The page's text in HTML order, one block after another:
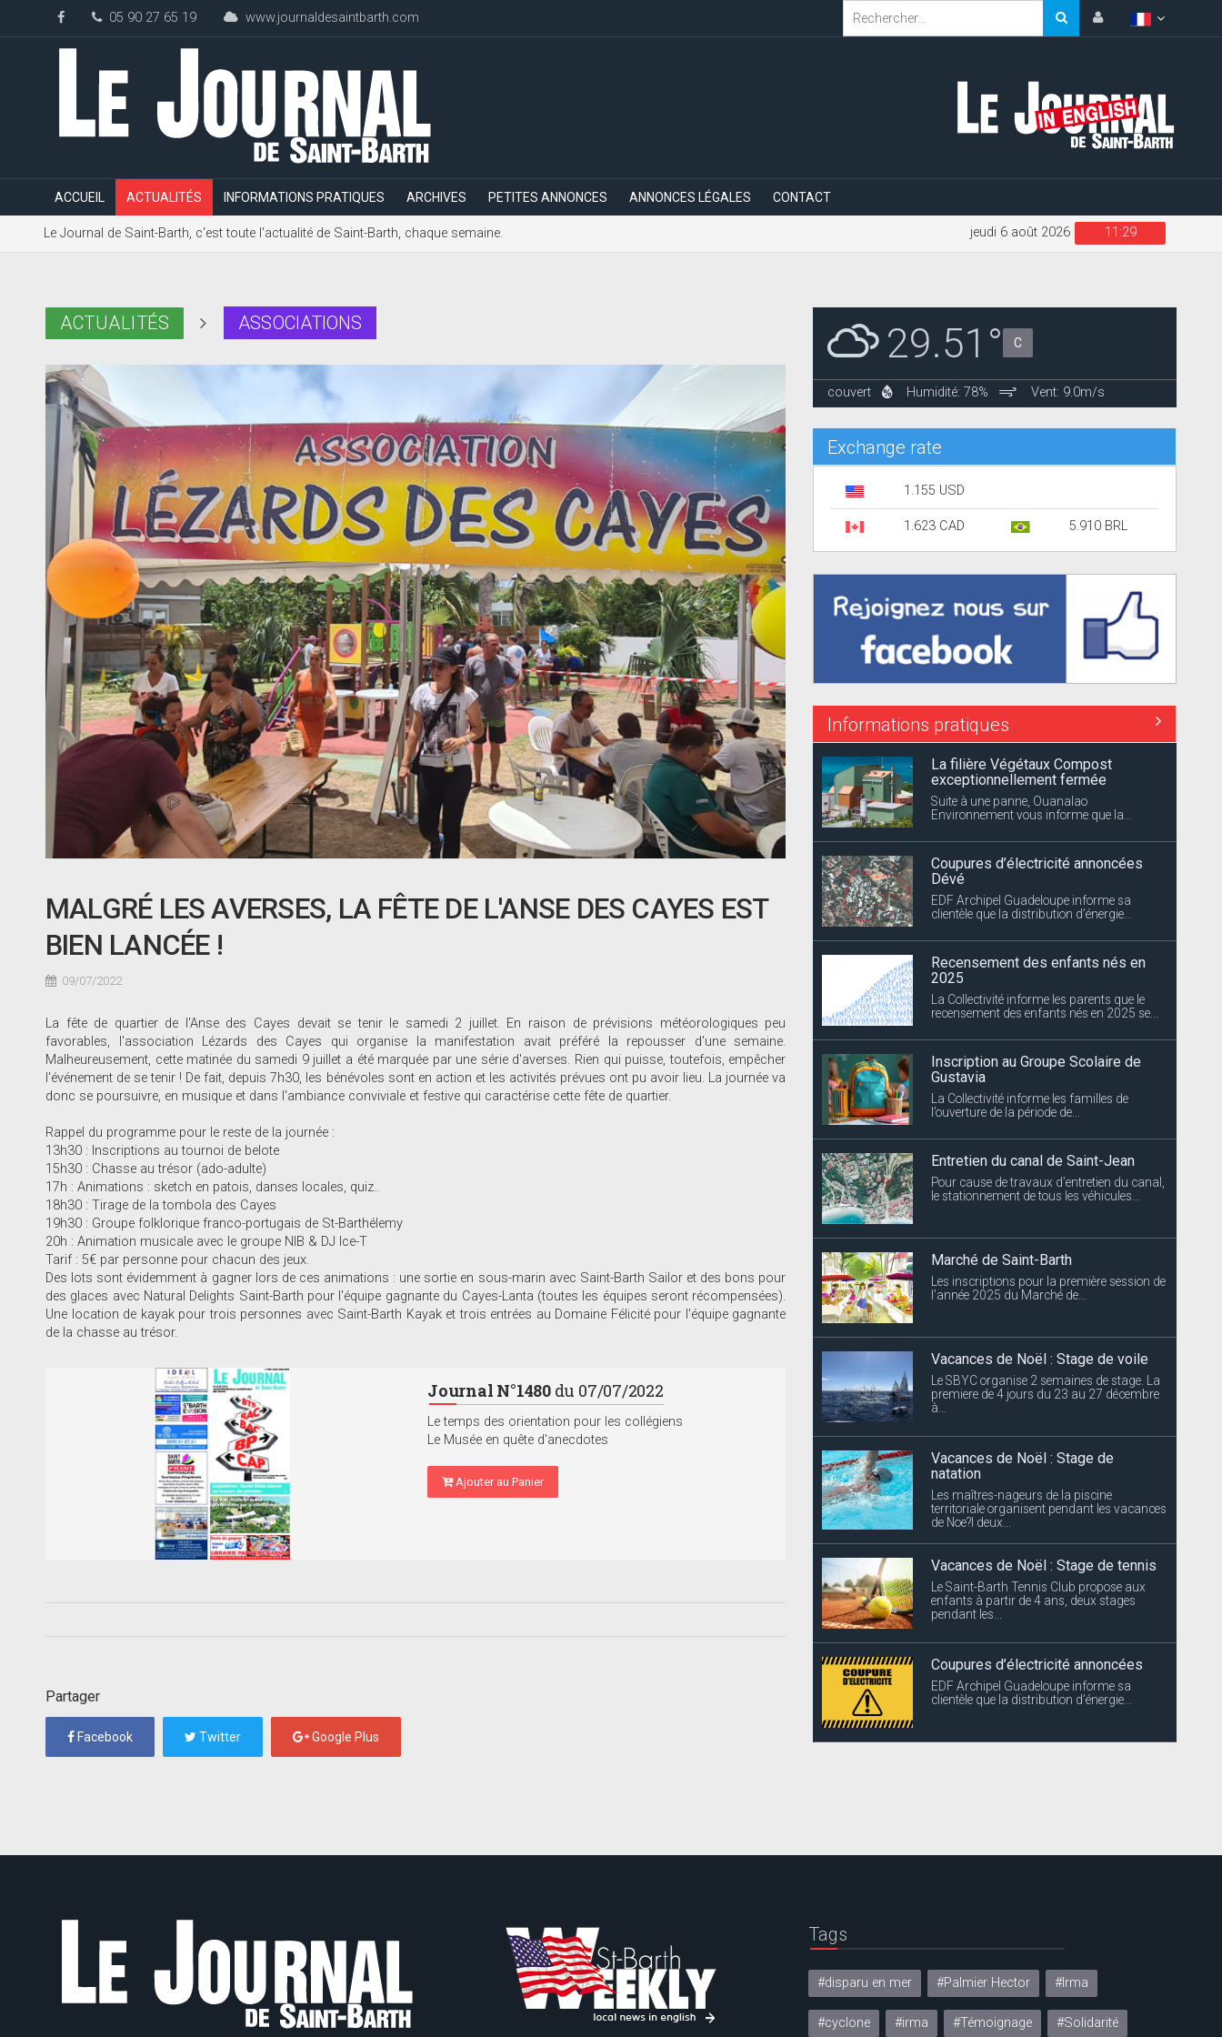
05 90 27 65 19 www.journaldesaintbarth.com
ACCUEIL ACTUALITÉS INFORMATIONS PRATIQUES ARCHIVES PETITES ANNONCES ANNONCES LÉGALES CONTACT
Le Journal de Saint-Barth, c'est toute l'actualité de Saint-Barth, chaque semaine. 11:29
jeudi 6 août 2026
ACTUALITÉS ASSOCIATIONS
MALGRÉ LES AVERSES, LA FÊTE DE L'ANSE DES CAYES EST
BIEN LANCÉE !
09/07/2022
La fête de quartier de l'Anse des Cayes devait se tenir le samedi 2 juillet. En raison de prévisions météorologiques peu
favorables, l'association Lézards des Cayes qui organise la manifestation avait préféré la repousser d'une semaine.
Malheureusement, cette matinée du samedi 9 juillet a été marquée par une série d'averses. Rien qui puisse, toutefois, empêcher
l'événement de se tenir ! De fait, depuis 7h30, les bénévoles sont en action et les activités prévues ont pu avoir lieu. La journée va
donc se poursuivre, en musique et dans l'ambiance conviviale et festive qui caractérise cette fête de quartier.
Rappel du programme pour le reste de la journée :
13h30 : Inscriptions au tournoi de belote
15h30 : Chasse au trésor (ado-adulte)
17h : Animations : sketch en patois, danses locales, quiz..
18h30 : Tirage de la tombola des Cayes
19h30 : Groupe folklorique franco-portugais de St-Barthélemy
20h : Animation musicale avec le groupe NIB & DJ Ice-T
Tarif : 5€ par personne pour chacun des jeux.
Des lots sont évidemment à gagner lors de ces animations : une sortie en sous-marin avec Saint-Barth Sailor et des bons pour
des glaces avec Natural Delights Saint-Barth pour l'équipe gagnante du Cayes-Lanta (toutes les équipes seront récompensées).
Une location de kayak pour trois personnes avec Saint-Barth Kayak et trois entrées au Domaine Félicité pour l'équipe gagnante
de la chasse au trésor.
Journal N°1480du 07/07/2022
Le temps des orientation pour les collégiens
Le Musée en quête d'anecdotes
Ajouter au Panier
Partager
Facebook Twitter Google Plus
29.51° C
couvert Humidité: 78% Vent: 9.0m/s
Exchange rate
1.155 USD
1.623 CAD 5.910 BRL
Informations pratiques
La filière Végétaux Compost
exceptionnellement fermée
Suite à une panne, Ouanalao
Environnement vous informe que la...
Coupures d’électricité annoncées
Dévé
EDF Archipel Guadeloupe informe sa
clientèle que la distribution d’énergie...
Recensement des enfants nés en
2025
La Collectivité informe les parents que le
recensement des enfants nés en 2025 se...
Inscription au Groupe Scolaire de
Gustavia
La Collectivité informe les familles de
l’ouverture de la période de...
Entretien du canal de Saint-Jean
Pour cause de travaux d’entretien du canal,
le stationnement de tous les véhicules...
Marché de Saint-Barth
Les inscriptions pour la première session de
l’année 2025 du Marché de...
Vacances de Noël : Stage de voile
Le SBYC organise 2 semaines de stage. La
premiere de 4 jours du 23 au 27 décembre
à...
Vacances de Noël : Stage de
natation
Les maîtres-nageurs de la piscine
territoriale organisent pendant les vacances
de Noe?l deux...
Vacances de Noël : Stage de tennis
Le Saint-Barth Tennis Club propose aux
enfants à partir de 4 ans, deux stages
pendant les...
Coupures d’électricité annoncées
EDF Archipel Guadeloupe informe sa
clientèle que la distribution d’énergie...
Tags
#disparu en mer #Palmier Hector #Irma
#cyclone #irma #Témoignage #Solidarité